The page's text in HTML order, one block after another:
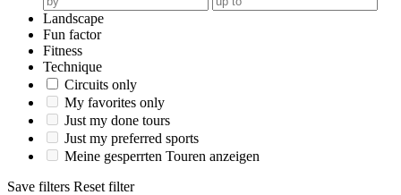
Landscape
Fun factor
Fitness
Technique
Circuits only
My favorites only
Just my done tours
Just my preferred sports
Meine gesperrten Touren anzeigen
Save filters Reset filter